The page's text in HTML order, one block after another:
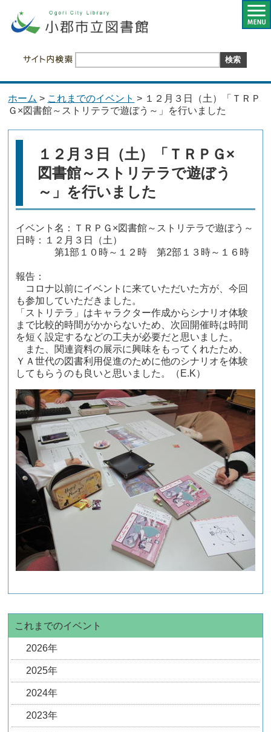
ホーム > これまでのイベント > １２月３日（土）「ＴＲＰ
Ｇ×図書館～ストリテラで遊ぼう～」を行いました
１２月３日（土）「ＴＲＰＧ×
図書館～ストリテラで遊ぼう
～」を行いました
イベント名：ＴＲＰＧ×図書館～ストリテラで遊ぼう～
日時：１２月３日（土）
第1部１０時～１２時 第2部１３時～１６時
報告：
コロナ以前にイベントに来ていただいた方が、今回
も参加していただきました。
「ストリテラ」はキャラクター作成からシナリオ体験
まで比較的時間がかからないため、次回開催時は時間
を短く設定するなどの工夫が必要だと思いました。
また、関連資料の展示に興味をもってくれたため、
ＹＡ世代の図書利用促進のために他のシナリオを体験
してもらうのも良いと思いました。（E.K）
これまでのイベント
2026年
2025年
2024年
2023年